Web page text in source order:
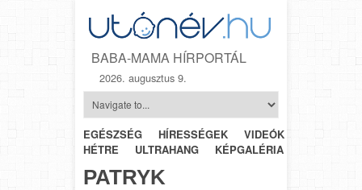
BABA-MAMA HÍRPORTÁL
2026. augusztus 9.
EGÉSZSÉG HÍRESSÉGEK VIDEÓK
HÉTRŐL-
HÉTRE
ULTRAHANG KÉPGALÉRIA
PATRYK